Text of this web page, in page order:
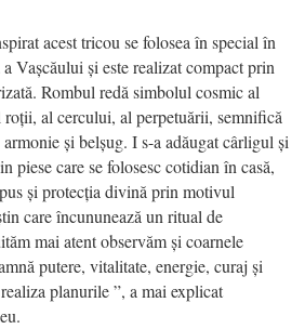
acest tricou se folosea în special în
Vașcăului și este realizat compact prin
Rombul redă simbolul cosmic al
roții, al cercului, al perpetuării, semnifică
și belșug. I s-a adăugat cârligul și
piese care se folosesc cotidian în casă,
și protecția divină prin motivul
care încununează un ritual de
mai atent observăm și coarnele
putere, vitalitate, energie, curaj și
planurile ”, a mai explicat